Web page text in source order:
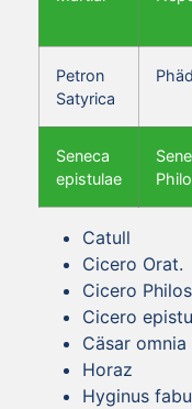
Petron
Satyrica
Seneca
epistulae
Catull
Cicero Orat.
Cicero
Cicero
Cäsar omnia
Horaz
Hyginus